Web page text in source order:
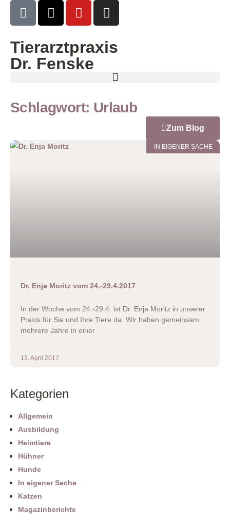
Tierarztpraxis
Dr. Fenske
Schlagwort: Urlaub
Zum Blog
IN EIGENER SACHE
Dr. Enja Moritz vom 24.-29.4.2017
In der Woche vom 24.-29.4. ist Dr. Enja Moritz in unserer
Praxis für Sie und Ihre Tiere da. Wir haben gemeinsam
mehrere Jahre in einer
13. April 2017
Kategorien
Allgemein
Ausbildung
Heimtiere
Hühner
Hunde
In eigener Sache
Katzen
Magazinberichte